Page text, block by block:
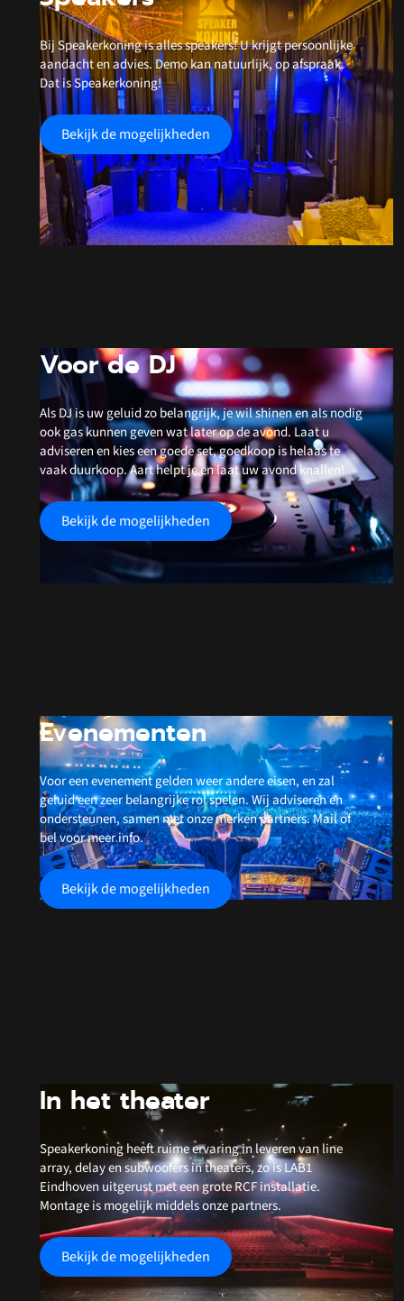
Bij Speakerkoning is alles speakers! U krijgt persoonlijke
aandacht en advies. Demo kan natuurlijk, op afspraak.
Dat is Speakerkoning!
Bekijk de mogelijkheden
Voor de DJ
Als DJ is uw geluid zo belangrijk, je wil shinen en als nodig
ook gas kunnen geven wat later op de avond. Laat u
adviseren en kies een goede set, goedkoop is helaas te
vaak duurkoop. Aart helpt je en laat uw avond knallen!
Bekijk de mogelijkheden
Evenementen
Voor een evenement gelden weer andere eisen, en zal
geluid een zeer belangrijke rol spelen. Wij adviseren en
ondersteunen, samen met onze merken partners. Mail of
bel voor meer info.
Bekijk de mogelijkheden
In het theater
Speakerkoning heeft ruime ervaring in leveren van line
array, delay en subwoofers in theaters, zo is LAB1
Eindhoven uitgerust met een grote RCF installatie.
Montage is mogelijk middels onze partners.
Bekijk de mogelijkheden